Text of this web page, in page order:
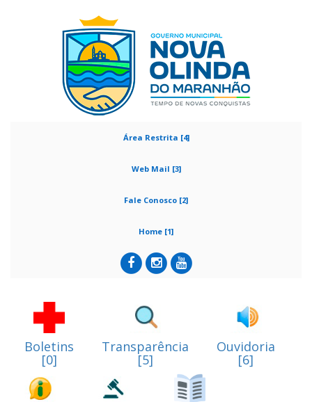
Área Restrita [4]
Web Mail [3]
Fale Conosco [2]
Home [1]
Boletins
[0]
Transparência
[5]
Ouvidoria
[6]